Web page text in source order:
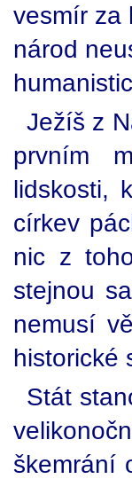
vesmír za
národ
Ježíš z
prvním
lidskosti,
církev
nic z
stejnou
nemusí
historické
Stát
škemrání